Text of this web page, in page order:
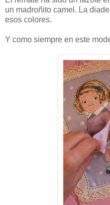
un madroñito camel. La
esos colores.
Y como siempre en este